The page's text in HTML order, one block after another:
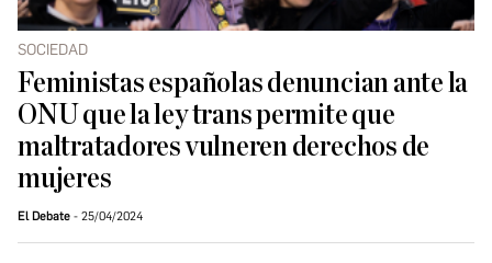
SOCIEDAD
Feministas españolas denuncian ante la
ONU que la ley trans permite que
maltratadores vulneren derechos de
mujeres
El Debate 25/04/2024